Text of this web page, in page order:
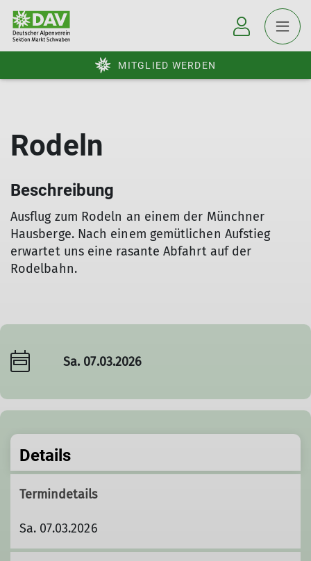
MITGLIED WERDEN
Rodeln
Beschreibung
Ausflug zum Rodeln an einem der Münchner
Hausberge. Nach einem gemütlichen Aufstieg
erwartet uns eine rasante Abfahrt auf der
Rodelbahn.
Sa. 07.03.2026
Details
Termindetails
Sa. 07.03.2026